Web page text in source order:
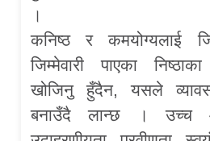
।
कनिष्ठ र कमयोग्यलाई
जिम्मेवारी पाएका
खोजिनु हुँदैन, यसले
बनाउँदै लान्छ । उच्च